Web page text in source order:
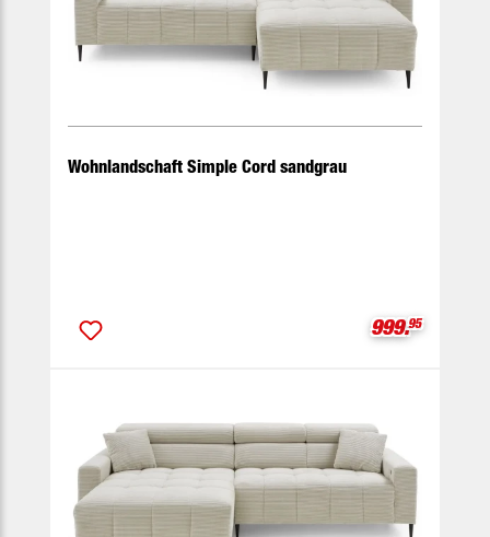
Wohnlandschaft Simple Cord sandgrau
999.95